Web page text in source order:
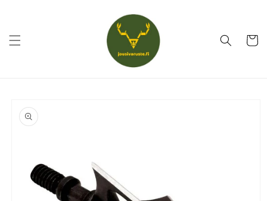
tuotetietoihin